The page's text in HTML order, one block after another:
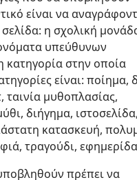
είναι να
η σχολική
υπεύθυνων
κατηγορία στην οποία
είναι: ποίημα,
ταινία μυθοπλασίας,
διήγημα, ιστοσελίδα,
κατασκευή,
τραγούδι,
πρέπει να